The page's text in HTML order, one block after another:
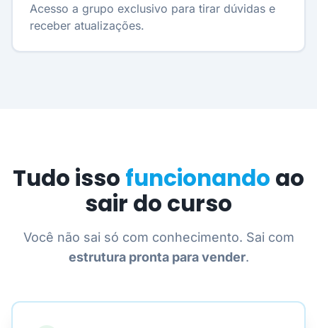
Acesso a grupo exclusivo para tirar dúvidas e
receber atualizações.
Tudo isso funcionando ao
sair do curso
Você não sai só com conhecimento. Sai com
estrutura pronta para vender.